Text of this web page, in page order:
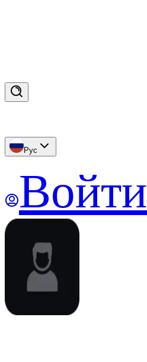
Рус
Войти